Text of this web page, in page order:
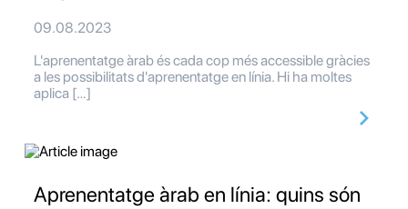
09.08.2023
L'aprenentatge àrab és cada cop més accessible gràcies
a les possibilitats d'aprenentatge en línia. Hi ha moltes
aplica […]
Aprenentatge àrab en línia: quins són